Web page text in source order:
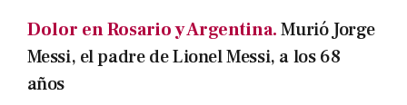
Dolor en Rosario y Argentina.Murió Jorge
Messi, el padre de Lionel Messi, a los 68
años